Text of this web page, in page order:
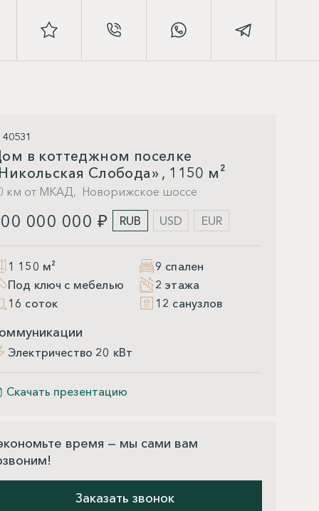
40531
в коттеджном поселке
Слобода» , 1150 м²
км от МКАД, Новорижское шоссе
000 000 ₽ RUB USD EUR
1 150 м²
Под ключ с мебелью
16 соток
9 спален
2 этажа
12 санузлов
Электричество 20 кВт
Скачать презентацию
время — мы сами вам
Заказать звонок